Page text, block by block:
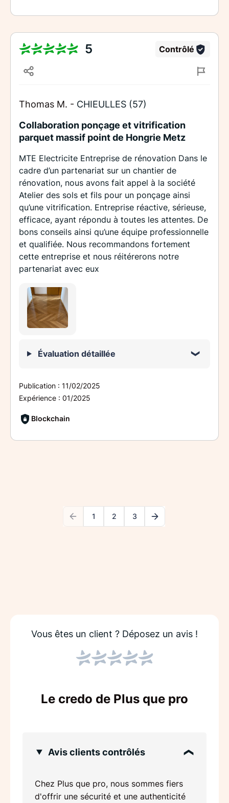
5 Contrôlé
Thomas M. - CHIEULLES (57)
Collaboration ponçage et vitrification
parquet massif point de Hongrie Metz
MTE Electricite Entreprise de rénovation Dans le
cadre d’un partenariat sur un chantier de
rénovation, nous avons fait appel à la société
Atelier des sols et fils pour un ponçage ainsi
qu’une vitrification. Entreprise réactive, sérieuse,
efficace, ayant répondu à toutes les attentes. De
bons conseils ainsi qu’une équipe professionnelle
et qualifiée. Nous recommandons fortement
cette entreprise et nous réitérerons notre
partenariat avec eux
Évaluation détaillée
Publication : 11/02/2025
Expérience : 01/2025
Blockchain
1 2 3
Vous êtes un client ? Déposez un avis !
Le credo de Plus que pro
Avis clients contrôlés
Chez Plus que pro, nous sommes fiers
d'offrir une sécurité et une authenticité